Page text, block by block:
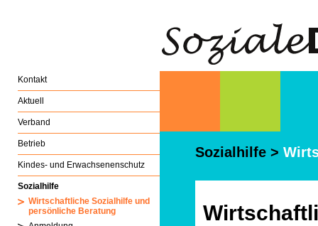
Kontakt
Aktuell
Verband
Betrieb
Kindes- und Erwachsenenschutz
Sozialhilfe
Wirtschaftliche Sozialhilfe und
persönliche Beratung
Sozialhilfe >